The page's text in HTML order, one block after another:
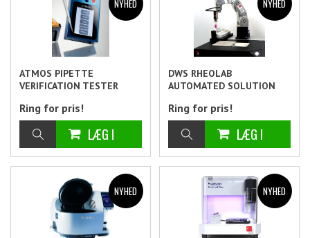
ATMOS PIPETTE
VERIFICATION TESTER
Ring for pris!
DWS RHEOLAB
AUTOMATED SOLUTION
Ring for pris!